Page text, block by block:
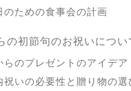
のための食事会の計画
の初節句のお祝いについ
らのプレゼントのアイデア
祝いの必要性と贈り物の選